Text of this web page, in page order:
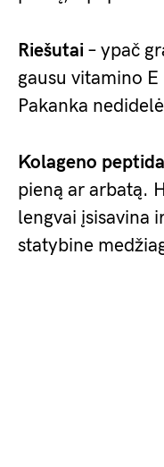
Riešutai – ypač
gausu vitamino
Pakanka
Kolageno
pieną ar arbatą.
lengvai įsisavina
statybine